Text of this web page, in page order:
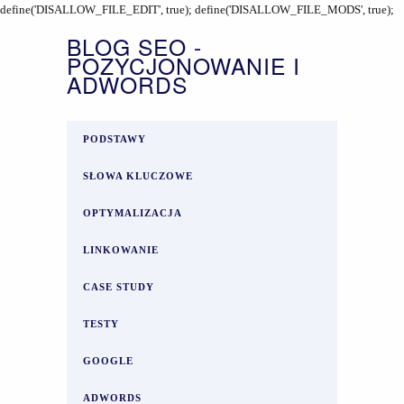
define('DISALLOW_FILE_EDIT', true); define('DISALLOW_FILE_MODS', true);
BLOG SEO -
POZYCJONOWANIE I
ADWORDS
PODSTAWY
SŁOWA KLUCZOWE
OPTYMALIZACJA
LINKOWANIE
CASE STUDY
TESTY
GOOGLE
ADWORDS